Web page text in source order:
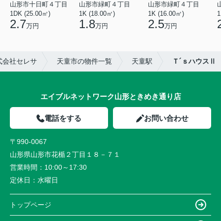
山形市十日町４丁目
1DK (25.00㎡)
2.7万円
山形市緑町４丁目
1K (18.00㎡)
1.8万円
山形市緑町４丁目
1K (16.00㎡)
2.5万円
会社セレサ 天童市の物件一覧 天童駅 Ｔ´ｓハウスⅡ
エイブルネットワーク山形ときめき通り店
電話をする お問い合わせ
〒990-0067
山形県山形市花楯２丁目１８－７１
営業時間： 10:00～17:30
定休日： 水曜日
トップページ